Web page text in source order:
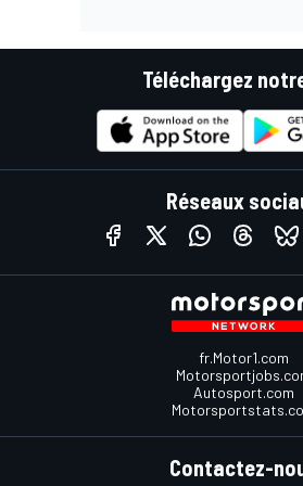
Téléchargez
Réseaux
fr.Motor1.com
Autosport.com
Contactez-